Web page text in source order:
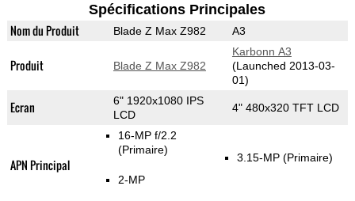
Spécifications Principales
Nom du Produit Blade Z Max Z982 A3
Produit Blade Z Max Z982
Karbonn A3
(Launched 2013-03-
01)
Ecran
6" 1920x1080 IPS
LCD
4" 480x320 TFT LCD
APN Principal
16-MP f/2.2
(Primaire)
2-MP
3.15-MP (Primaire)